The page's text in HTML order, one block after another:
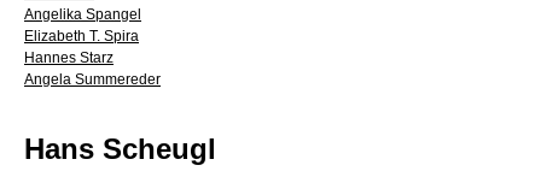
Angelika Spangel
Elizabeth T. Spira
Hannes Starz
Angela Summereder
Hans Scheugl